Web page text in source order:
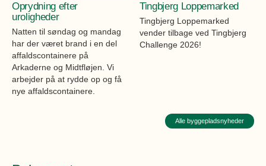
Oprydning efter
uroligheder
Natten til søndag og mandag
har der været brand i en del
affaldscontainere på
Arkaderne og Midtfløjen. Vi
arbejder på at rydde op og få
nye affaldscontainere.
Tingbjerg Loppemarked
Tingbjerg Loppemarked
vender tilbage ved Tingbjerg
Challenge 2026!
Alle byggepladsnyheder